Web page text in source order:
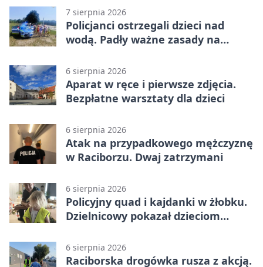
7 sierpnia 2026
Policjanci ostrzegali dzieci nad
wodą. Padły ważne zasady na
6 sierpnia 2026
Aparat w ręce i pierwsze zdjęcia.
Bezpłatne warsztaty dla dzieci
6 sierpnia 2026
Atak na przypadkowego mężczyznę
w Raciborzu. Dwaj zatrzymani
6 sierpnia 2026
Policyjny quad i kajdanki w żłobku.
Dzielnicowy pokazał dzieciom
6 sierpnia 2026
Raciborska drogówka rusza z akcją.